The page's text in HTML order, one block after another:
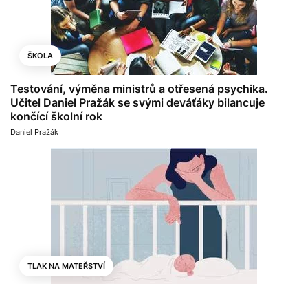
ŠKOLA
Testování, výměna ministrů a otřesená psychika.
Učitel Daniel Pražák se svými deváťáky bilancuje
končící školní rok
Daniel Pražák
TLAK NA MATEŘSTVÍ